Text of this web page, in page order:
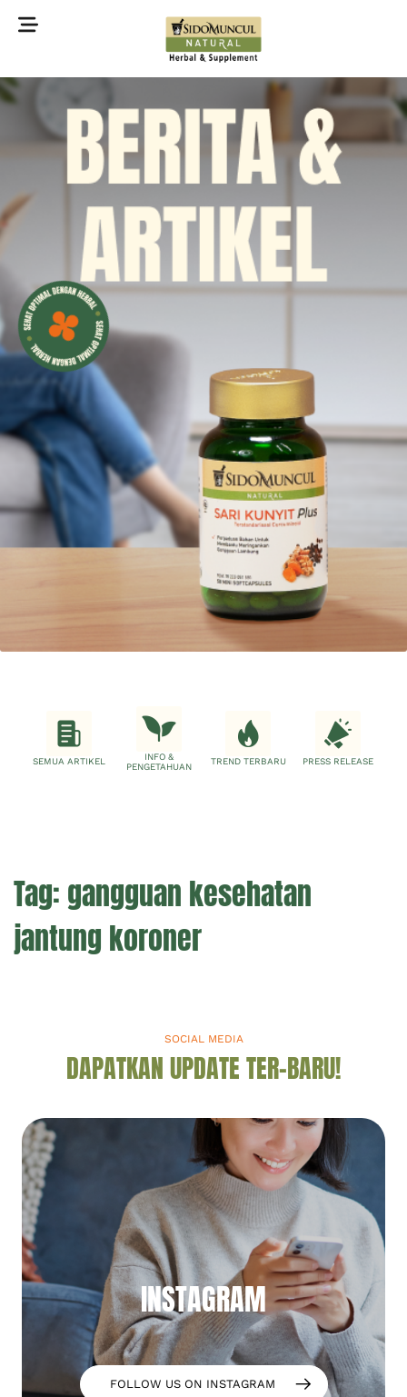
©2022 Sidomuncul Natural All right reserved
SEMUA ARTIKEL
INFO &
PENGETAHUAN
TREND TERBARU PRESS RELEASE
Tag: gangguan kesehatan
jantung koroner
SOCIAL MEDIA
DAPATKAN UPDATE TER-BARU!
INSTAGRAM
FOLLOW US ON INSTAGRAM